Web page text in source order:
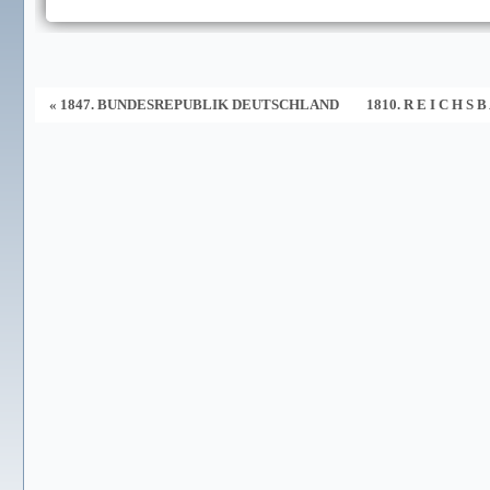
« 1847. BUNDESREPUBLIK DEUTSCHLAND 1810. R E I C H S B